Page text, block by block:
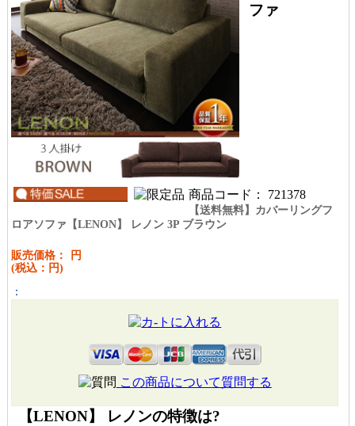
商品コード： 721378
【送料無料】カバーリングフ
ロアソファ【LENON】 レノン 3P ブラウン
販売価格：
円
(税込： 円)
：
この商品について質問する
ファ
【LENON】 レノンの特徴は?